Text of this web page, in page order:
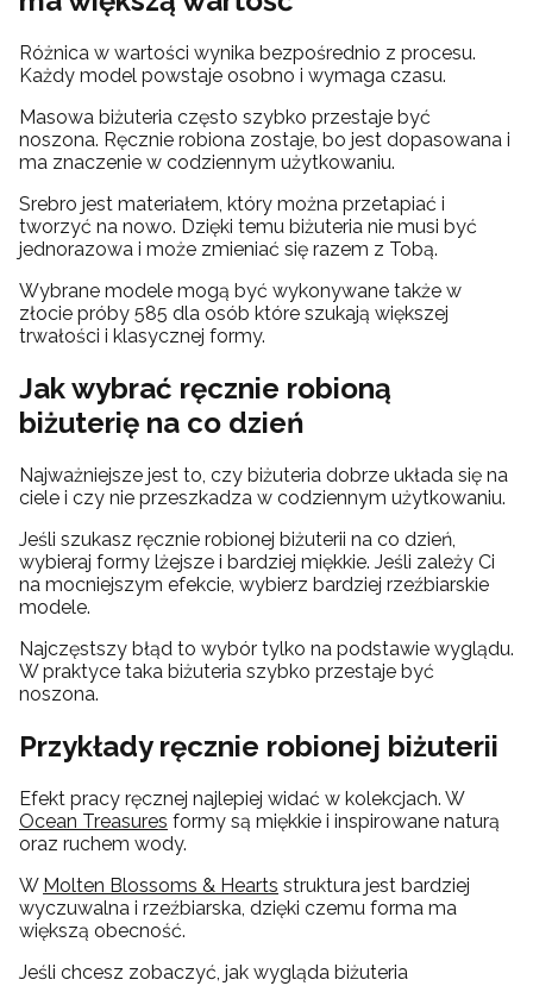
Różnica w wartości wynika bezpośrednio z procesu.
Każdy model powstaje osobno i wymaga czasu.
Masowa biżuteria często szybko przestaje być
noszona. Ręcznie robiona zostaje, bo jest dopasowana i
ma znaczenie w codziennym użytkowaniu.
Srebro jest materiałem, który można przetapiać i
tworzyć na nowo. Dzięki temu biżuteria nie musi być
jednorazowa i może zmieniać się razem z Tobą.
Wybrane modele mogą być wykonywane także w
złocie próby 585 dla osób które szukają większej
trwałości i klasycznej formy.
Jak wybrać ręcznie robioną
biżuterię na co dzień
Najważniejsze jest to, czy biżuteria dobrze układa się na
ciele i czy nie przeszkadza w codziennym użytkowaniu.
Jeśli szukasz ręcznie robionej biżuterii na co dzień,
wybieraj formy lżejsze i bardziej miękkie. Jeśli zależy Ci
na mocniejszym efekcie, wybierz bardziej rzeźbiarskie
modele.
Najczęstszy błąd to wybór tylko na podstawie wyglądu.
W praktyce taka biżuteria szybko przestaje być
noszona.
Przykłady ręcznie robionej biżuterii
Efekt pracy ręcznej najlepiej widać w kolekcjach. W
Ocean Treasures formy są miękkie i inspirowane naturą
oraz ruchem wody.
W Molten Blossoms & Hearts struktura jest bardziej
wyczuwalna i rzeźbiarska, dzięki czemu forma ma
większą obecność.
Jeśli chcesz zobaczyć, jak wygląda biżuteria